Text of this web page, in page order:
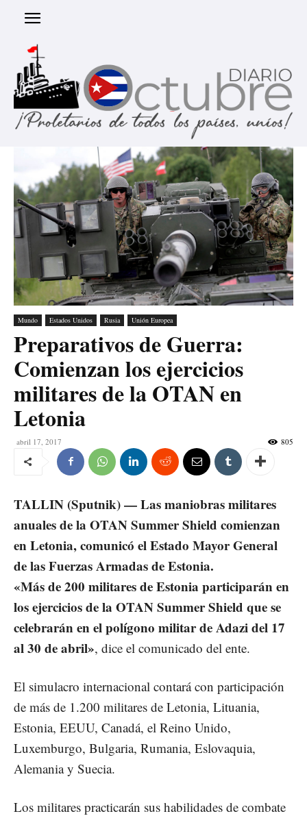
Mundo Estados Unidos Rusia Unión Europea
Preparativos de Guerra:
Comienzan los ejercicios
militares de la OTAN en
Letonia
abril 17, 2017 805
TALLIN (Sputnik) — Las maniobras militares
anuales de la OTAN Summer Shield comienzan
en Letonia, comunicó el Estado Mayor General
de las Fuerzas Armadas de Estonia.
«Más de 200 militares de Estonia participarán en
los ejercicios de la OTAN Summer Shield que se
celebrarán en el polígono militar de Adazi del 17
al 30 de abril», dice el comunicado del ente.
El simulacro internacional contará con participación
de más de 1.200 militares de Letonia, Lituania,
Estonia, EEUU, Canadá, el Reino Unido,
Luxemburgo, Bulgaria, Rumania, Eslovaquia,
Alemania y Suecia.
Los militares practicarán sus habilidades de combate